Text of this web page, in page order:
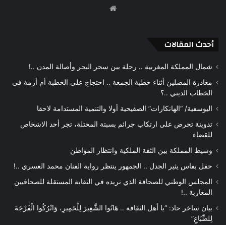
أحدث المقالات
شمال المملكة المغربية .. رحلة بين سحر البحر وأصالة المدن ..!
مغادرة المصلين أثناء خطبة الجمعة .. احتجاج على الخطبة أم أزمة في
الخطاب الديني ..؟
اليوسفية/ “الهانكارات” الصفيحية أولا والتنمية المستدامة لاحقا
تدوينة تحرض على ارتكاب جرائم بسبتة المحتلة، تجر أحد الاشخاص
للقضاء
وسيط المملكة بين الثقة الملكية وانتظار المواطن
حفل بفاس يثير الجدل .. الجمهور ينتظر رواية الفنان محمد العسري ..!
المجلس الوطني للصحافة الذي نريده في النقابة المستقلة للصحافيين
المغاربة ..!
بيان ساخر حاد: “يا أهل الثقافة .. هَاتُوا الشَّعِيرَ لِلْحَمِيرِ، وَاتْرُكُوا الْفَرْجَةَ
لِلضِّبَاعِ”